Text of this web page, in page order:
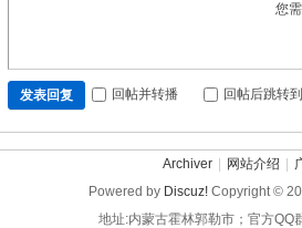
您
发表回复 回帖并转播 回帖后跳转
Archiver 网站介绍
Powered by Discuz! Copyright ©
地址:内蒙古霍林郭勒市；官方QQ